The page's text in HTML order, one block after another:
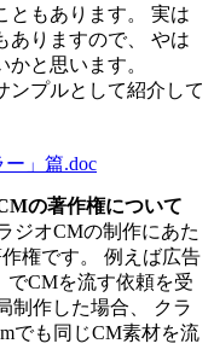
ともあります。 実は
ありますので、 やは
と思います。
ンプルとして紹介して
」篇.doc
の著作権について
ジオCMの制作にあた
権です。 例えば広告
CMを流す依頼を受
制作した場合、 クラ
でも同じCM素材を流